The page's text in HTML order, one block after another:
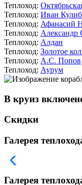
Теплоход:
Теплоход: Иван
Теплоход: Афанасий
Теплоход: Александр
Теплоход: Алдан
Теплоход: Золотое
Теплоход: А.С. Попов
Теплоход: Аурум
В круиз
Скидки
Галерея
Галерея